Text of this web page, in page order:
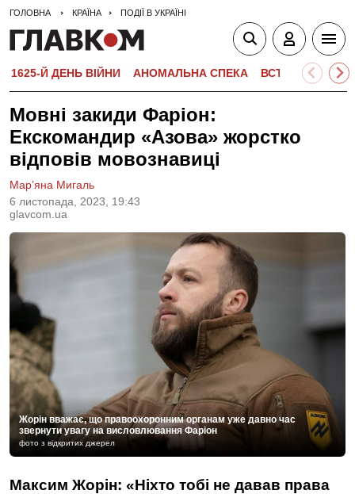
ГОЛОВНА КРАЇНА ПОДІЇ В УКРАЇНІ
1625-Й ДЕНЬ ВІЙНИ АНОМАЛЬНА СПЕКА ВСТУПНА
Мовні закиди Фаріон:
Екскомандир «Азова» жорстко
відповів мовознавиці
6 листопада, 2023, 19:43
glavcom.ua
Мар’яна Мигаль
Жорін вважає, що правоохоронним органам уже давно час
звернути увагу на висловлювання Фаріон
фото з відкритих джерел
Максим Жорін: «Ніхто тобі не давав права